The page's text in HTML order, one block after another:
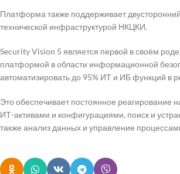
Платформа также поддерживает
технической инфраструктурой НКЦКИ.
Security Vision 5 является первой в своём
платформой в области информационной
автоматизировать до 95% ИТ и ИБ функций в
Это обеспечивает постоянное реагирование
ИТ-активами и конфигурациями, поиск и
также анализ данных и управление